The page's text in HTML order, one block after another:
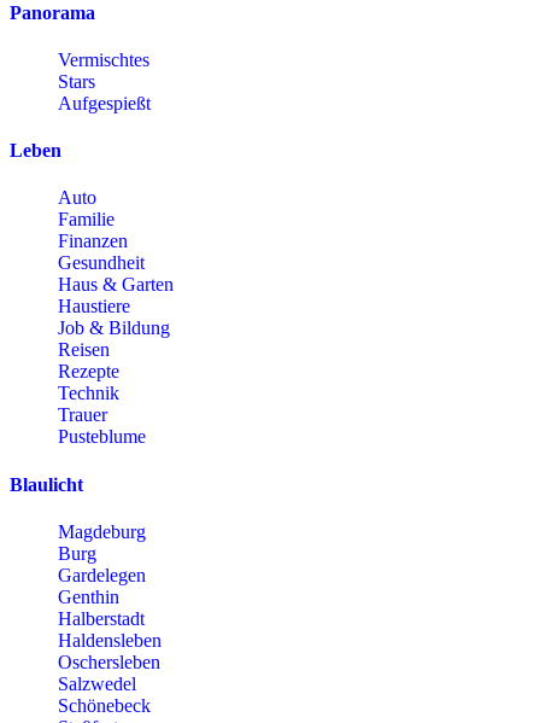
Panorama
Vermischtes
Stars
Aufgespießt
Leben
Auto
Familie
Finanzen
Gesundheit
Haus & Garten
Haustiere
Job & Bildung
Reisen
Rezepte
Technik
Trauer
Pusteblume
Blaulicht
Magdeburg
Burg
Gardelegen
Genthin
Halberstadt
Haldensleben
Oschersleben
Salzwedel
Schönebeck